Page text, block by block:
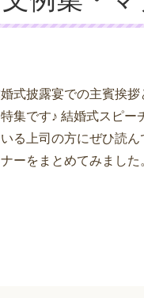
式披露宴での主賓挨
集です♪ 結婚式スピー
る上司の方にぜひ読
ーをまとめてみまし